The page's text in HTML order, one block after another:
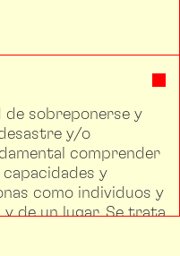
de sobreponerse y
y/o
comprender
y
como individuos y
de un lugar. Se trata
De estar
y hasta cierto